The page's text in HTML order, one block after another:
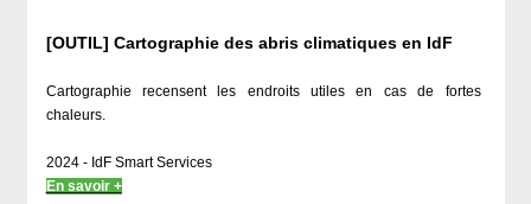
[OUTIL] Cartographie des abris climatiques en IdF
Cartographie recensent les endroits utiles en cas de fortes
chaleurs.
​​​​​​2024 - IdF Smart Services
En savoir +